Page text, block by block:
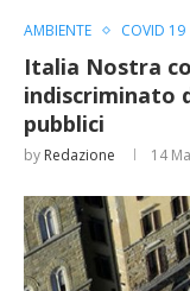
AMBIENTE COVID 19
Italia Nostra
indiscriminato
pubblici
by Redazione 14